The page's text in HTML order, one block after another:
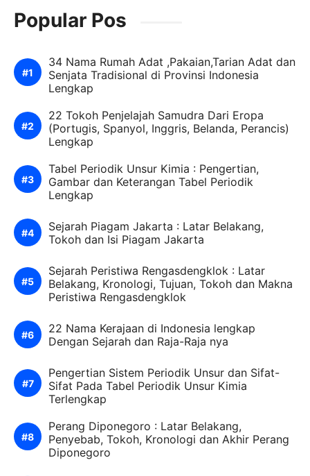
Popular Pos
34 Nama Rumah Adat ,Pakaian,Tarian Adat dan
Senjata Tradisional di Provinsi Indonesia
Lengkap
22 Tokoh Penjelajah Samudra Dari Eropa
(Portugis, Spanyol, Inggris, Belanda, Perancis)
Lengkap
Tabel Periodik Unsur Kimia : Pengertian,
Gambar dan Keterangan Tabel Periodik
Lengkap
Sejarah Piagam Jakarta : Latar Belakang,
Tokoh dan Isi Piagam Jakarta
Sejarah Peristiwa Rengasdengklok : Latar
Belakang, Kronologi, Tujuan, Tokoh dan Makna
Peristiwa Rengasdengklok
22 Nama Kerajaan di Indonesia lengkap
Dengan Sejarah dan Raja-Raja nya
Pengertian Sistem Periodik Unsur dan Sifat-
Sifat Pada Tabel Periodik Unsur Kimia
Terlengkap
Perang Diponegoro : Latar Belakang,
Penyebab, Tokoh, Kronologi dan Akhir Perang
Diponegoro